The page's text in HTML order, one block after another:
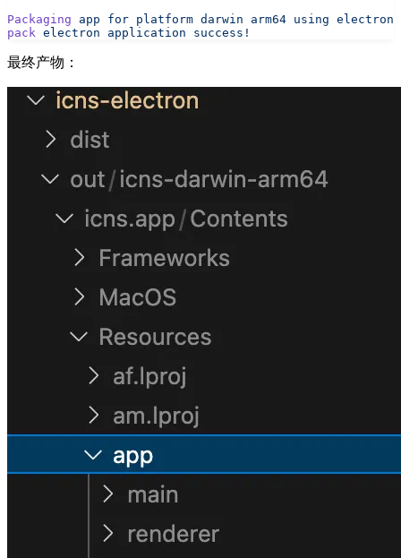
Packaging app for platform darwin arm64 using electron
pack electron application success!
最终产物：